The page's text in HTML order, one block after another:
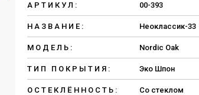
АРТИКУЛ: 00-393
НАЗВАНИЕ: Неоклассик-33
МОДЕЛЬ: Nordic Oak
ТИП ПОКРЫТИЯ: Эко Шпон
ОСТЕКЛЁННОСТЬ: Со стеклом